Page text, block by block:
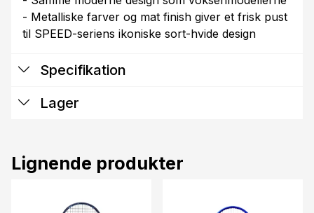
- Metalliske farver og mat finish giver et frisk pust
til SPEED-seriens ikoniske sort-hvide design
Specifikation
Lager
Lignende produkter